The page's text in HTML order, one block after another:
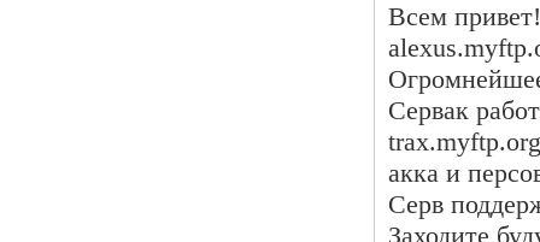
Всем
Сервак
акка и
Серв